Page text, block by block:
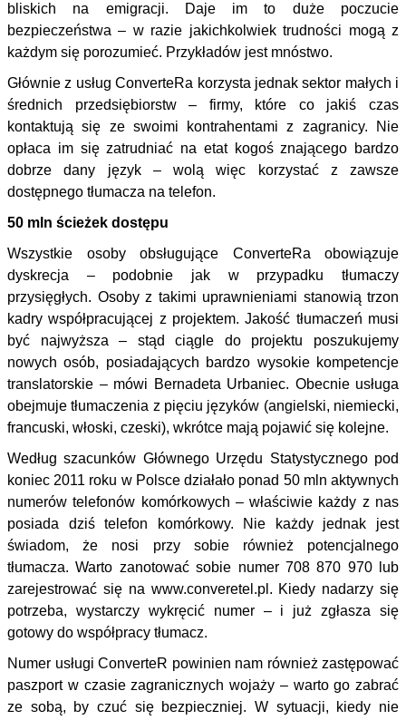
bliskich na emigracji. Daje im to duże poczucie
bezpieczeństwa – w razie jakichkolwiek trudności mogą z
każdym się porozumieć. Przykładów jest mnóstwo.
Głównie z usług ConverteRa korzysta jednak sektor małych i
średnich przedsiębiorstw – firmy, które co jakiś czas
kontaktują się ze swoimi kontrahentami z zagranicy. Nie
opłaca im się zatrudniać na etat kogoś znającego bardzo
dobrze dany język – wolą więc korzystać z zawsze
dostępnego tłumacza na telefon.
50 mln ścieżek dostępu
Wszystkie osoby obsługujące ConverteRa obowiązuje
dyskrecja – podobnie jak w przypadku tłumaczy
przysięgłych. Osoby z takimi uprawnieniami stanowią trzon
kadry współpracującej z projektem. Jakość tłumaczeń musi
być najwyższa – stąd ciągle do projektu poszukujemy
nowych osób, posiadających bardzo wysokie kompetencje
translatorskie – mówi Bernadeta Urbaniec. Obecnie usługa
obejmuje tłumaczenia z pięciu języków (angielski, niemiecki,
francuski, włoski, czeski), wkrótce mają pojawić się kolejne.
Według szacunków Głównego Urzędu Statystycznego pod
koniec 2011 roku w Polsce działało ponad 50 mln aktywnych
numerów telefonów komórkowych – właściwie każdy z nas
posiada dziś telefon komórkowy. Nie każdy jednak jest
świadom, że nosi przy sobie również potencjalnego
tłumacza. Warto zanotować sobie numer 708 870 970 lub
zarejestrować się na www.converetel.pl. Kiedy nadarzy się
potrzeba, wystarczy wykręcić numer – i już zgłasza się
gotowy do współpracy tłumacz.
Numer usługi ConverteR powinien nam również zastępować
paszport w czasie zagranicznych wojaży – warto go zabrać
ze sobą, by czuć się bezpieczniej. W sytuacji, kiedy nie